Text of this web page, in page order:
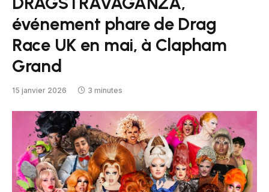
événement phare de Drag
Race UK en mai, à Clapham
Grand
15 janvier 2026 3 minutes